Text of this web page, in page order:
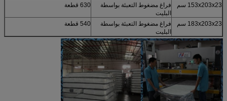
153x203x23 سم
فراغ مضغوط التعبئة بواسطة
البليت
630 قطعة
183x203x23 سم
فراغ مضغوط التعبئة بواسطة
البليت
540 قطعة